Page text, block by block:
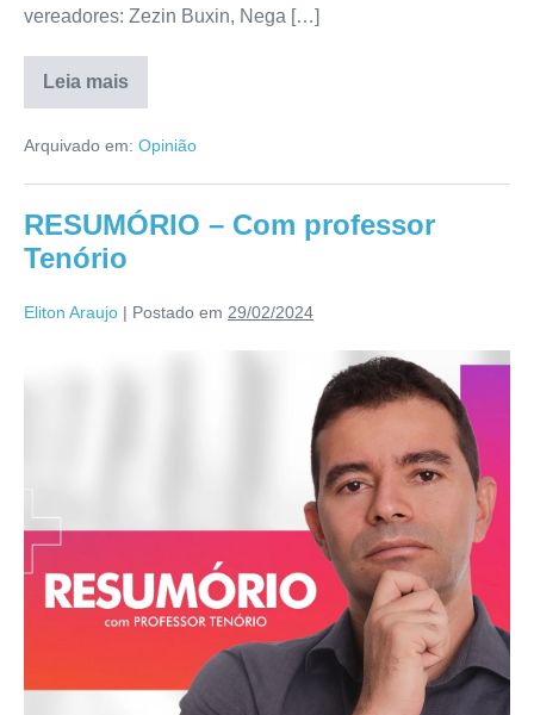
vereadores: Zezin Buxin, Nega […]
Leia mais
Arquivado em: Opinião
RESUMÓRIO – Com professor
Tenório
Eliton Araujo | Postado em 29/02/2024